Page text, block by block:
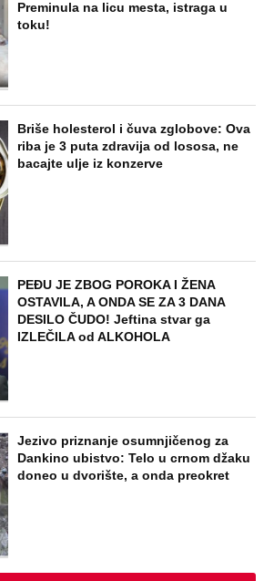
Preminula na licu mesta, istraga u
toku!
Briše holesterol i čuva zglobove: Ova
riba je 3 puta zdravija od lososa, ne
bacajte ulje iz konzerve
PEĐU JE ZBOG POROKA I ŽENA
OSTAVILA, A ONDA SE ZA 3 DANA
DESILO ČUDO! Jeftina stvar ga
IZLEČILA od ALKOHOLA
Jezivo priznanje osumnjičenog za
Dankino ubistvo: Telo u crnom džaku
doneo u dvorište, a onda preokret